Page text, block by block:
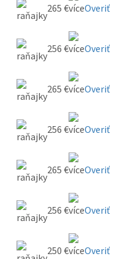
265 € Overiť
256 € Overiť
265 € Overiť
256 € Overiť
265 € Overiť
256 € Overiť
250 € Overiť